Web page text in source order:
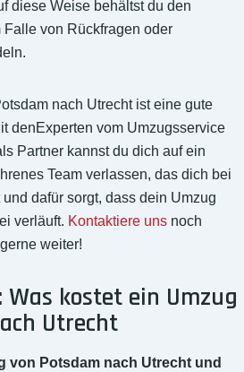
diese Weise behältst du den
von Rückfragen oder
nach Utrecht ist eine gute
denExperten vom Umzugsservice
Partner kannst du dich auf ein
Team verlassen, das dich bei
dafür sorgt, dass dein Umzug
verläuft. Kontaktiere uns noch
weiter!
Was kostet ein Umzug
Utrecht
von Potsdam nach Utrecht und